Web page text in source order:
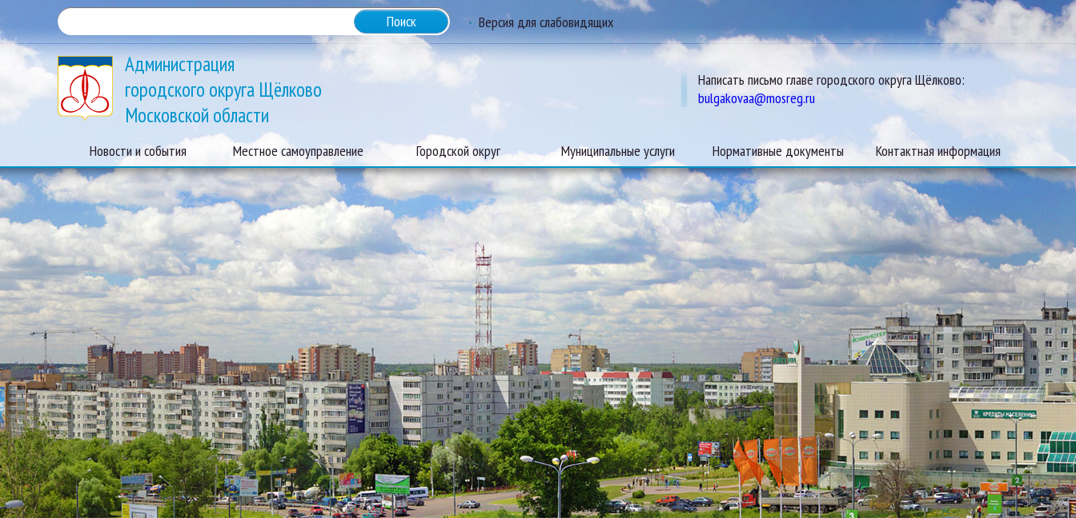
Версия для слабовидящих
Администрация
городского округа Щёлково
Московской области
Написать письмо главе городского округа Щёлково:
bulgakovaa@mosreg.ru
Новости и события Местное самоуправление Городской округ Муниципальные услуги Нормативные документы Контактная информация